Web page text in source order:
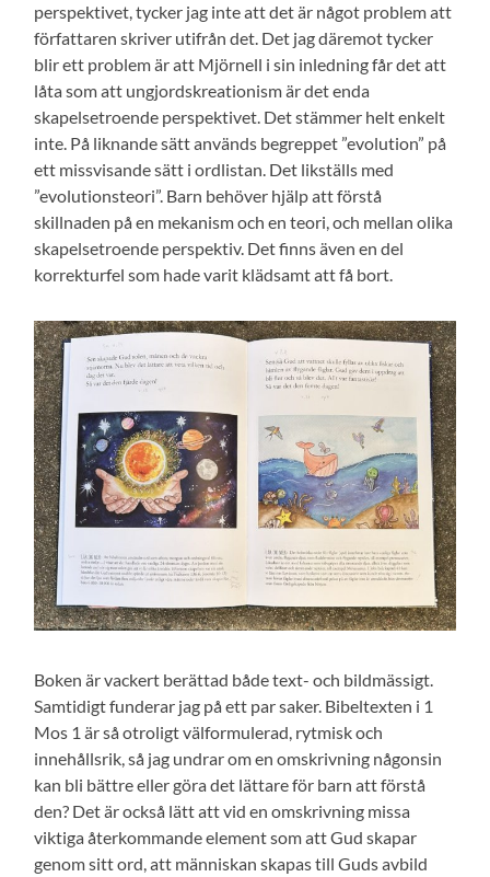
perspektivet, tycker jag inte att det är något problem att
författaren skriver utifrån det. Det jag däremot tycker
blir ett problem är att Mjörnell i sin inledning får det att
låta som att ungjordskreationism är det enda
skapelsetroende perspektivet. Det stämmer helt enkelt
inte. På liknande sätt används begreppet ”evolution” på
ett missvisande sätt i ordlistan. Det likställs med
”evolutionsteori”. Barn behöver hjälp att förstå
skillnaden på en mekanism och en teori, och mellan olika
skapelsetroende perspektiv. Det finns även en del
korrekturfel som hade varit klädsamt att få bort.
Boken är vackert berättad både text- och bildmässigt.
Samtidigt funderar jag på ett par saker. Bibeltexten i 1
Mos 1 är så otroligt välformulerad, rytmisk och
innehållsrik, så jag undrar om en omskrivning någonsin
kan bli bättre eller göra det lättare för barn att förstå
den? Det är också lätt att vid en omskrivning missa
viktiga återkommande element som att Gud skapar
genom sitt ord, att människan skapas till Guds avbild